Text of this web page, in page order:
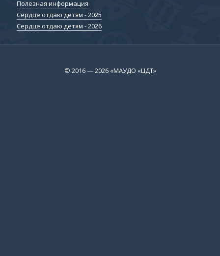
Полезная информация
Сердце отдаю детям - 2025
Сердце отдаю детям - 2026
© 2016 — 2026 «МАУДО «ЦДТ»